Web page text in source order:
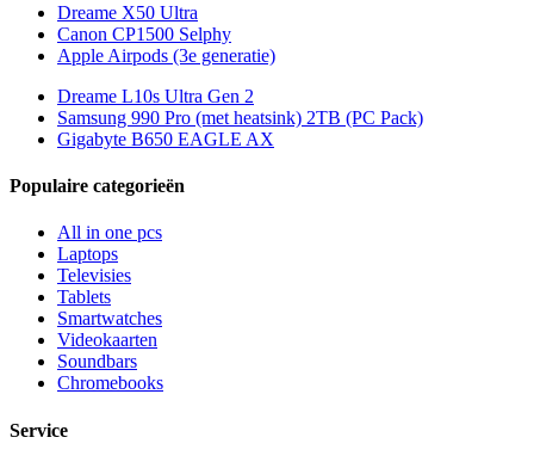
Dreame X50 Ultra
Canon CP1500 Selphy
Apple Airpods (3e generatie)
Dreame L10s Ultra Gen 2
Samsung 990 Pro (met heatsink) 2TB (PC Pack)
Gigabyte B650 EAGLE AX
Populaire categorieën
All in one pcs
Laptops
Televisies
Tablets
Smartwatches
Videokaarten
Soundbars
Chromebooks
Service